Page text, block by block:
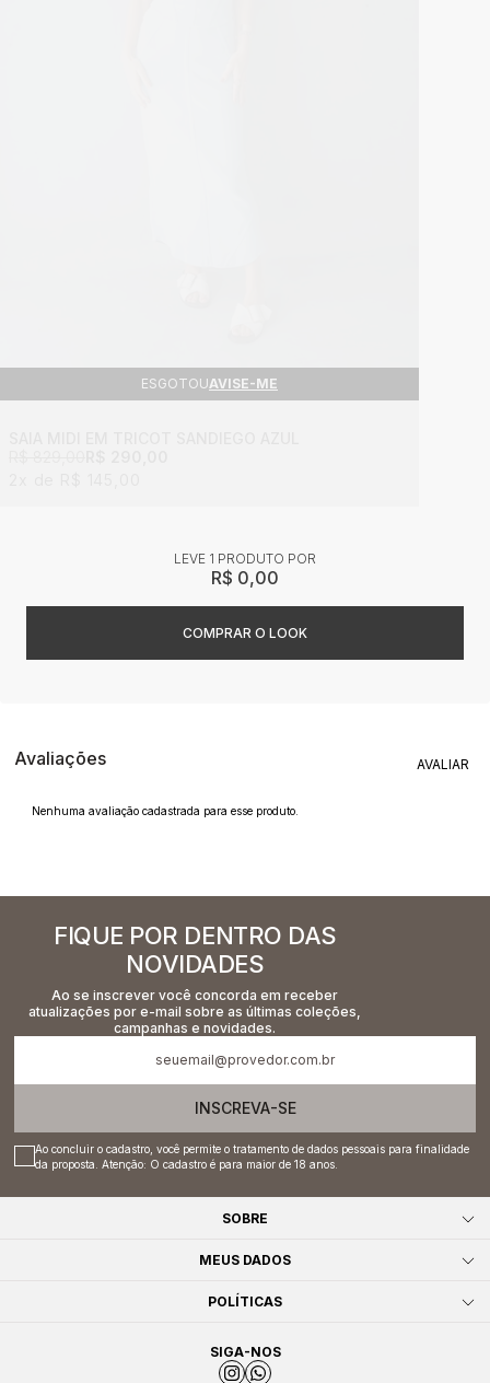
ESGOTOUAVISE-ME
LEVE 1 PRODUTO
R$ 0,00
Avaliações
Nenhuma avaliação cadastrada para esse produto.
FIQUE POR DENTRO DAS
NOVIDADES
Ao se inscrever você concorda em receber
atualizações por e-mail sobre as últimas coleções,
campanhas e novidades.
INSCREVA-SE
Ao concluir o cadastro, você permite o tratamento de dados pessoais para finalidade
da proposta. Atenção: O cadastro é para maior de 18 anos.
SOBRE
MEUS DADOS
POLÍTICAS
SIGA-NOS